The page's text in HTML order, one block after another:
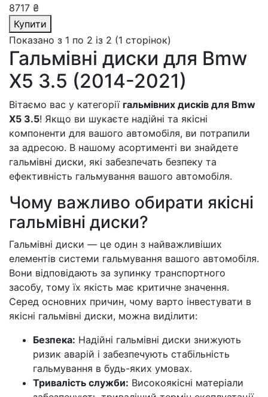
8717 ₴
Купити
Показано з 1 по 2 із 2 (1 сторінок)
Гальмівні диски для Bmw
X5 3.5 (2014-2021)
Вітаємо вас у категорії гальмівних дисків для Bmw
X5 3.5! Якщо ви шукаєте надійні та якісні
компоненти для вашого автомобіля, ви потрапили
за адресою. В нашому асортименті ви знайдете
гальмівні диски, які забезпечать безпеку та
ефективність гальмування вашого автомобіля.
Чому важливо обирати якісні
гальмівні диски?
Гальмівні диски — це один з найважливіших
елементів системи гальмування вашого автомобіля.
Вони відповідають за зупинку транспортного
засобу, тому їх якість має критичне значення.
Серед основних причин, чому варто інвестувати в
якісні гальмівні диски, можна виділити:
Безпека: Надійні гальмівні диски знижують
ризик аварій і забезпечують стабільність
гальмування в будь-яких умовах.
Тривалість служби: Високоякісні матеріали